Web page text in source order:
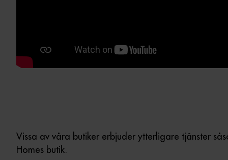
Vissa av våra butiker erbjuder ytterligare tjänster
Homes butik.